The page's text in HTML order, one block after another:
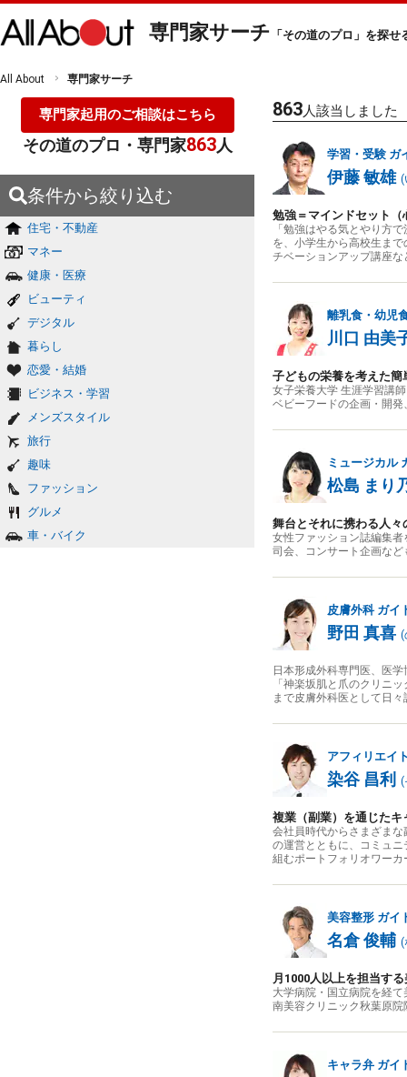
専門家サーチ 「その道のプロ」を探せ
All About 専門家サーチ
専門家起用のご相談はこちら
その道のプロ・専門家863人
条件から絞り込む
住宅・不動産
マネー
健康・医療
ビューティ
デジタル
暮らし
恋愛・結婚
ビジネス・学習
メンズスタイル
旅行
趣味
ファッション
グルメ
車・バイク
863人該当しました
学習・受験 ガ
伊藤 敏雄 (
勉強＝マインドセット
「勉強はやる気とやり方
を、小学生から高校生ま
チベーションアップ講座
離乳食・幼児
川口 由美
子どもの栄養を考えた
女子栄養大学 生涯学習講
ベビーフードの企画・開
ミュージカル
松島 まり
舞台とそれに携わる人
女性ファッション誌編集
司会、コンサート企画な
皮膚外科ガイ
野田 真喜 (
日本形成外科専門医、医
「神楽坂肌と爪のクリニ
まで皮膚外科医として日
アフィリエイ
染谷 昌利 (
複業（副業）を通じたキ
会社員時代からさまざま
の運営とともに、コミュ
組むポートフォリオワーカ
美容整形 ガイ
名倉 俊輔 (
月1000人以上を担当す
大学病院・国立病院を経
南美容クリニック秋葉原
キャラ弁 ガイ